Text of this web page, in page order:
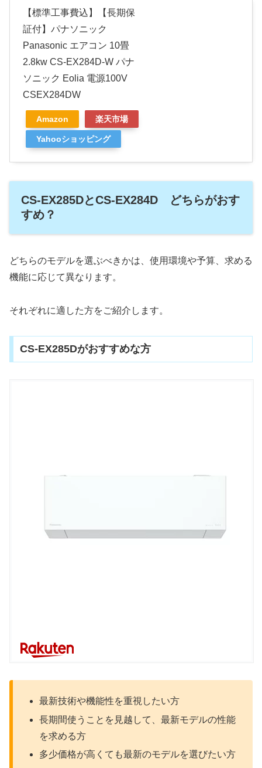
【標準工事費込】【長期保
証付】パナソニック
Panasonic エアコン 10畳
2.8kw CS-EX284D-W パナ
ソニック Eolia 電源100V
CSEX284DW
Amazon 楽天市場
Yahooショッピング
CS-EX285DとCS-EX284D どちらがおす
すめ？
どちらのモデルを選ぶべきかは、使用環境や予算、求める
機能に応じて異なります。
それぞれに適した方をご紹介します。
CS-EX285Dがおすすめな方
最新技術や機能性を重視したい方
長期間使うことを見越して、最新モデルの性能
を求める方
多少価格が高くても最新のモデルを選びたい方